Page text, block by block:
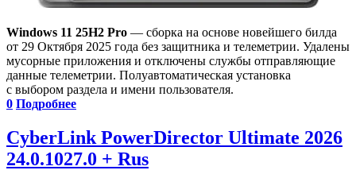
Windows 11 25H2 Pro — сборка на основе новейшего билда
от 29 Октября 2025 года без защитника и телеметрии. Удалены
мусорные приложения и отключены службы отправляющие
данные телеметрии. Полуавтоматическая установка
с выбором раздела и имени пользователя.
0 Подробнее
CyberLink PowerDirector Ultimate 2026
24.0.1027.0 + Rus